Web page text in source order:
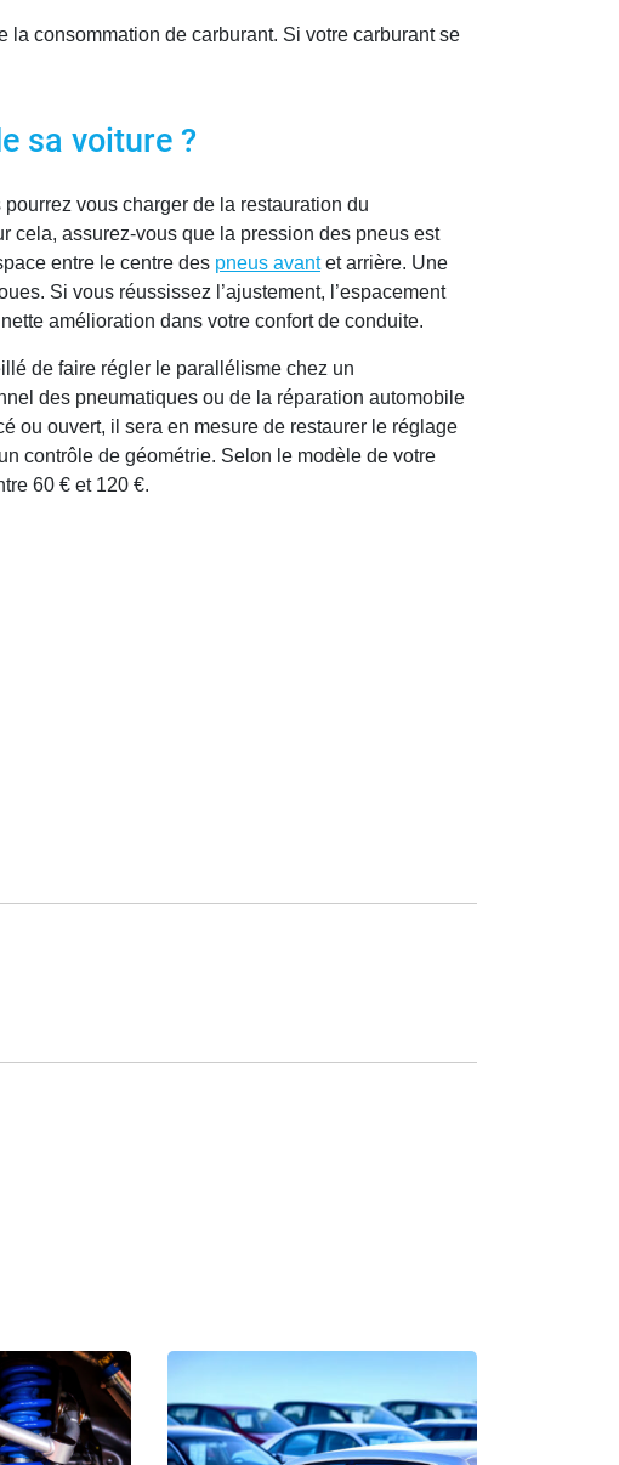
la consommation de carburant. Si votre carburant se
sa voiture ?
vous charger de la restauration du
cela, assurez-vous que la pression des pneus est
entre le centre des pneus avantet arrière. Une
Si vous réussissez l’ajustement, l’espacement
amélioration dans votre confort de conduite.
de faire régler le parallélisme chez un
des pneumatiques ou de la réparation automobile
ou ouvert, il sera en mesure de restaurer le réglage
contrôle de géométrie. Selon le modèle de votre
60 € et 120 €.